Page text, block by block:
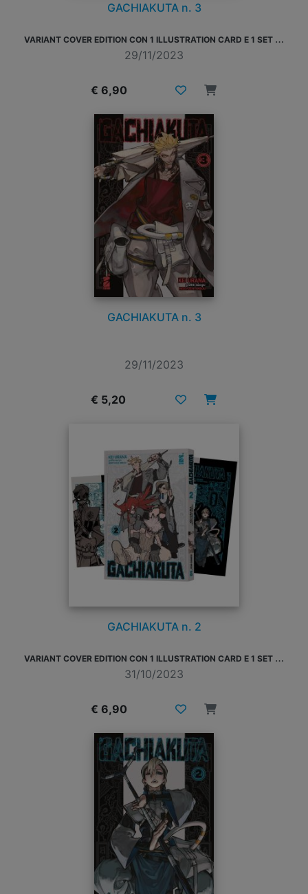
GACHIAKUTA n. 3
V
ARIANT COVER EDITION CON 1 ILLUSTRATION CARD E 1 SET DI STICKER
29/11/2023
€ 6,90
GACHIAKUTA n. 3
29/11/2023
€ 5,20
GACHIAKUTA n. 2
V
ARIANT COVER EDITION CON 1 ILLUSTRATION CARD E 1 SET DI STICKER
31/10/2023
€ 6,90